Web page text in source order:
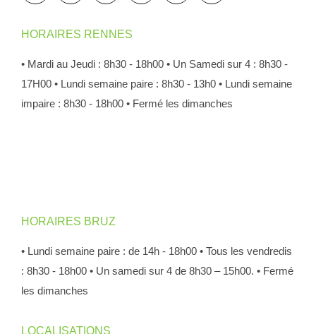
HORAIRES RENNES
• Mardi au Jeudi : 8h30 - 18h00 • Un Samedi sur 4 : 8h30 -
17H00 • Lundi semaine paire : 8h30 - 13h0 • Lundi semaine
impaire : 8h30 - 18h00 • Fermé les dimanches
HORAIRES BRUZ
• Lundi semaine paire : de 14h - 18h00 • Tous les vendredis
: 8h30 - 18h00 • Un samedi sur 4 de 8h30 – 15h00. • Fermé
les dimanches
LOCALISATIONS